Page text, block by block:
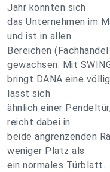
Jahr konnten sich
das Unternehmen im
und ist in allen
Bereichen
gewachsen. Mit
bringt DANA eine
lässt sich
ähnlich einer
reicht dabei in
beide angrenzenden
weniger Platz als
ein normales Türblatt.